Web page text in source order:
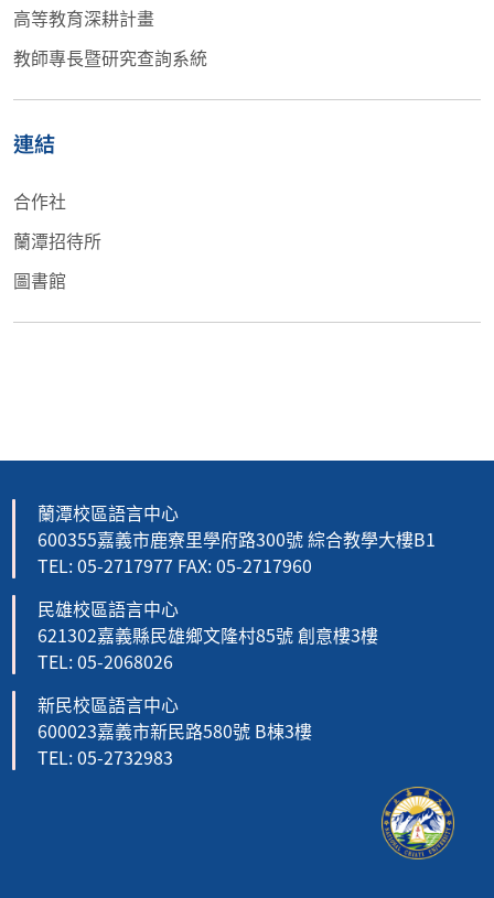
高等教育深耕計畫
教師專長暨研究查詢系統
連結
合作社
蘭潭招待所
圖書館
蘭潭校區語言中心
600355嘉義市鹿寮里學府路300號 綜合教學大樓B1
TEL: 05-2717977 FAX: 05-2717960
民雄校區語言中心
621302嘉義縣民雄鄉文隆村85號 創意樓3樓
TEL: 05-2068026
新民校區語言中心
600023嘉義市新民路580號 B棟3樓
TEL: 05-2732983